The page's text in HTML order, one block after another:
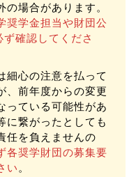
場合があります。
奨学金担当や財団公
確認してくださ
細心の注意を払って
、前年度からの変更
っている可能性があ
に繋がったとしても
任を負えませんの
各奨学財団の募集要
い 。